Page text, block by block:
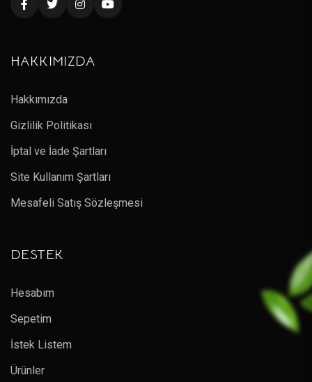
HAKKIMIZDA
Hakkımızda
Gizlilik Politikası
İptal ve İade Şartları
Site Kullanım Şartları
Mesafeli Satış Sözleşmesi
DESTEK
Hesabım
Sepetim
İstek Listem
Ürünler